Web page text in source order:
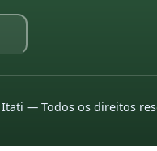
— Todos os direitos